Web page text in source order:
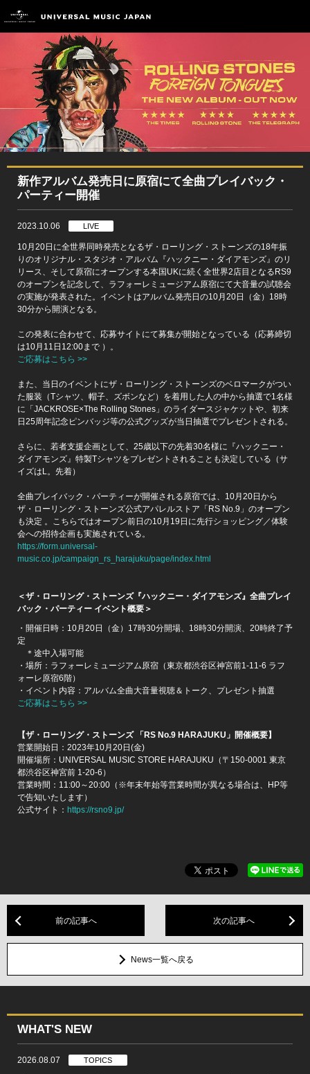
新作アルバム発売日に原宿にて全曲プレイバック・
パーティー開催
2023.10.06 LIVE
10月20日に全世界同時発売となるザ・ローリング・ストーンズの18年振
りのオリジナル・スタジオ・アルバム『ハックニー・ダイアモンズ』のリ
リース、そして原宿にオープンする本国UKに続く全世界2店目となるRS9
のオープンを記念して、ラフォーレミュージアム原宿にて大音量の試聴会
の実施が発表された。イベントはアルバム発売日の10月20日（金）18時
30分から開演となる。
この発表に合わせて、応募サイトにて募集が開始となっている（応募締切
は10月11日12:00まで ）。
ご応募はこちら >>
また、当日のイベントにザ・ローリング・ストーンズのベロマークがつい
た服装（Tシャツ、帽子、ズボンなど）を着用した人の中から抽選で1名様
に「JACKROSE×The Rolling Stones」のライダースジャケットや、初来
日25周年記念ピンバッジ等の公式グッズが当日抽選でプレゼントされる。
さらに、若者支援企画として、25歳以下の先着30名様に『ハックニー・
ダイアモンズ』特製Tシャツをプレゼントされることも決定している（サ
イズはL。先着）
全曲プレイバック・パーティーが開催される原宿では、10月20日から
ザ・ローリング・ストーンズ公式アパレルストア「RS No.9」のオープン
も決定 。こちらではオープン前日の10月19日に先行ショッピング／体験
会への招待企画も実施されている。
https://form.universal-
music.co.jp/campaign_rs_harajuku/page/index.html
＜ザ・ローリング・ストーンズ『ハックニー・ダイアモンズ』全曲プレイ
バック・パーティー イベント概要＞
・開催日時：10月20日（金）17時30分開場、18時30分開演、20時終了予
定
＊途中入場可能
・場所：ラフォーレミュージアム原宿（東京都渋谷区神宮前1-11-6 ラフ
ォーレ原宿6階）
・イベント内容：アルバム全曲大音量視聴＆トーク、プレゼント抽選
ご応募はこちら >>
【ザ・ローリング・ストーンズ 「RS No.9 HARAJUKU」開催概要】
営業開始日：2023年10月20日(金)
開催場所：UNIVERSAL MUSIC STORE HARAJUKU（〒150-0001 東京
都渋⾕区神宮前 1-20-6）
営業時間：11:00～20:00（※年末年始等営業時間が異なる場合は、HP等
で告知いたします）
公式サイト： https://rsno9.jp/
前の記事へ 次の記事へ
News一覧へ戻る
WHAT'S NEW
2026.08.07 TOPICS